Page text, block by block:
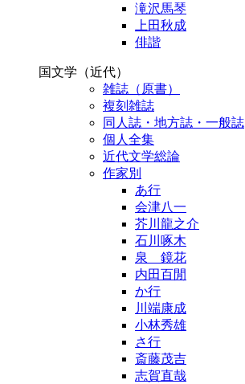
滝沢馬琴
上田秋成
俳諧
国文学（近代）
雑誌（原書）
複刻雑誌
同人誌・地方誌・一般誌
個人全集
近代文学総論
作家別
あ行
会津八一
芥川龍之介
石川啄木
泉 鏡花
内田百閒
か行
川端康成
小林秀雄
さ行
斎藤茂吉
志賀直哉